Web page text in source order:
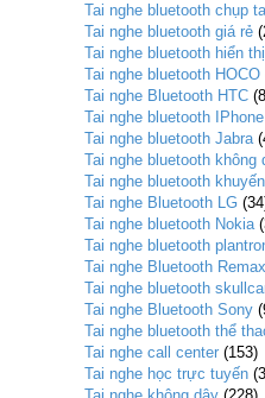
Tai nghe bluetooth chụp
Tai nghe bluetooth giá rẻ
Tai nghe bluetooth hiển
Tai nghe bluetooth HOCO
Tai nghe Bluetooth HTC
Tai nghe bluetooth IPhone
Tai nghe bluetooth Jabra
Tai nghe bluetooth không
Tai nghe bluetooth
Tai nghe Bluetooth LG
Tai nghe bluetooth Nokia
Tai nghe bluetooth
Tai nghe Bluetooth Remax
Tai nghe bluetooth
Tai nghe Bluetooth Sony
Tai nghe bluetooth thể
Tai nghe call center (153)
Tai nghe học trực tuyến